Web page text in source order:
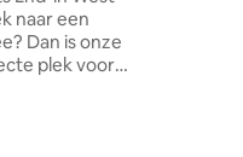
naar een
Dan is onze
plek voor
15 minuten
van West